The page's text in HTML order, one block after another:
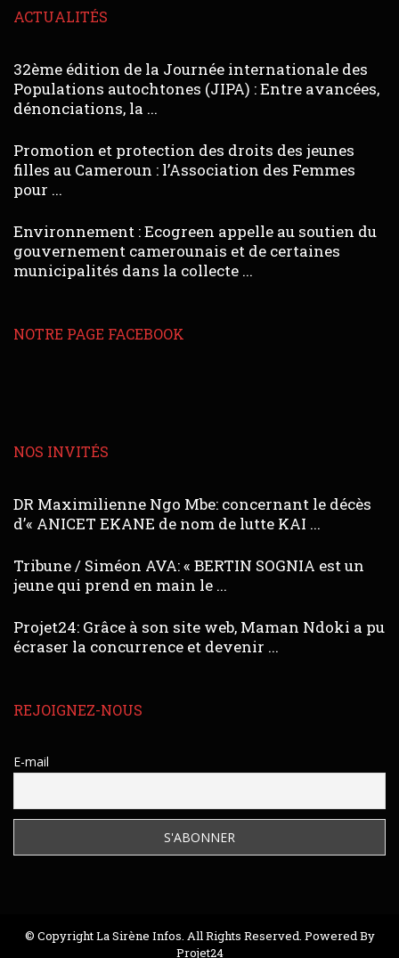
ACTUALITÉS
32ème édition de la Journée internationale des
Populations autochtones (JIPA) : Entre avancées,
dénonciations, la ...
Promotion et protection des droits des jeunes
filles au Cameroun : l’Association des Femmes
pour ...
Environnement : Ecogreen appelle au soutien du
gouvernement camerounais et de certaines
municipalités dans la collecte ...
NOTRE PAGE FACEBOOK
NOS INVITÉS
DR Maximilienne Ngo Mbe: concernant le décès
d’« ANICET EKANE de nom de lutte KAI ...
Tribune / Siméon AVA: « BERTIN SOGNIA est un
jeune qui prend en main le ...
Projet24: Grâce à son site web, Maman Ndoki a pu
écraser la concurrence et devenir ...
REJOIGNEZ-NOUS
E-mail
© Copyright La Sirène Infos. All Rights Reserved. Powered By
Projet24